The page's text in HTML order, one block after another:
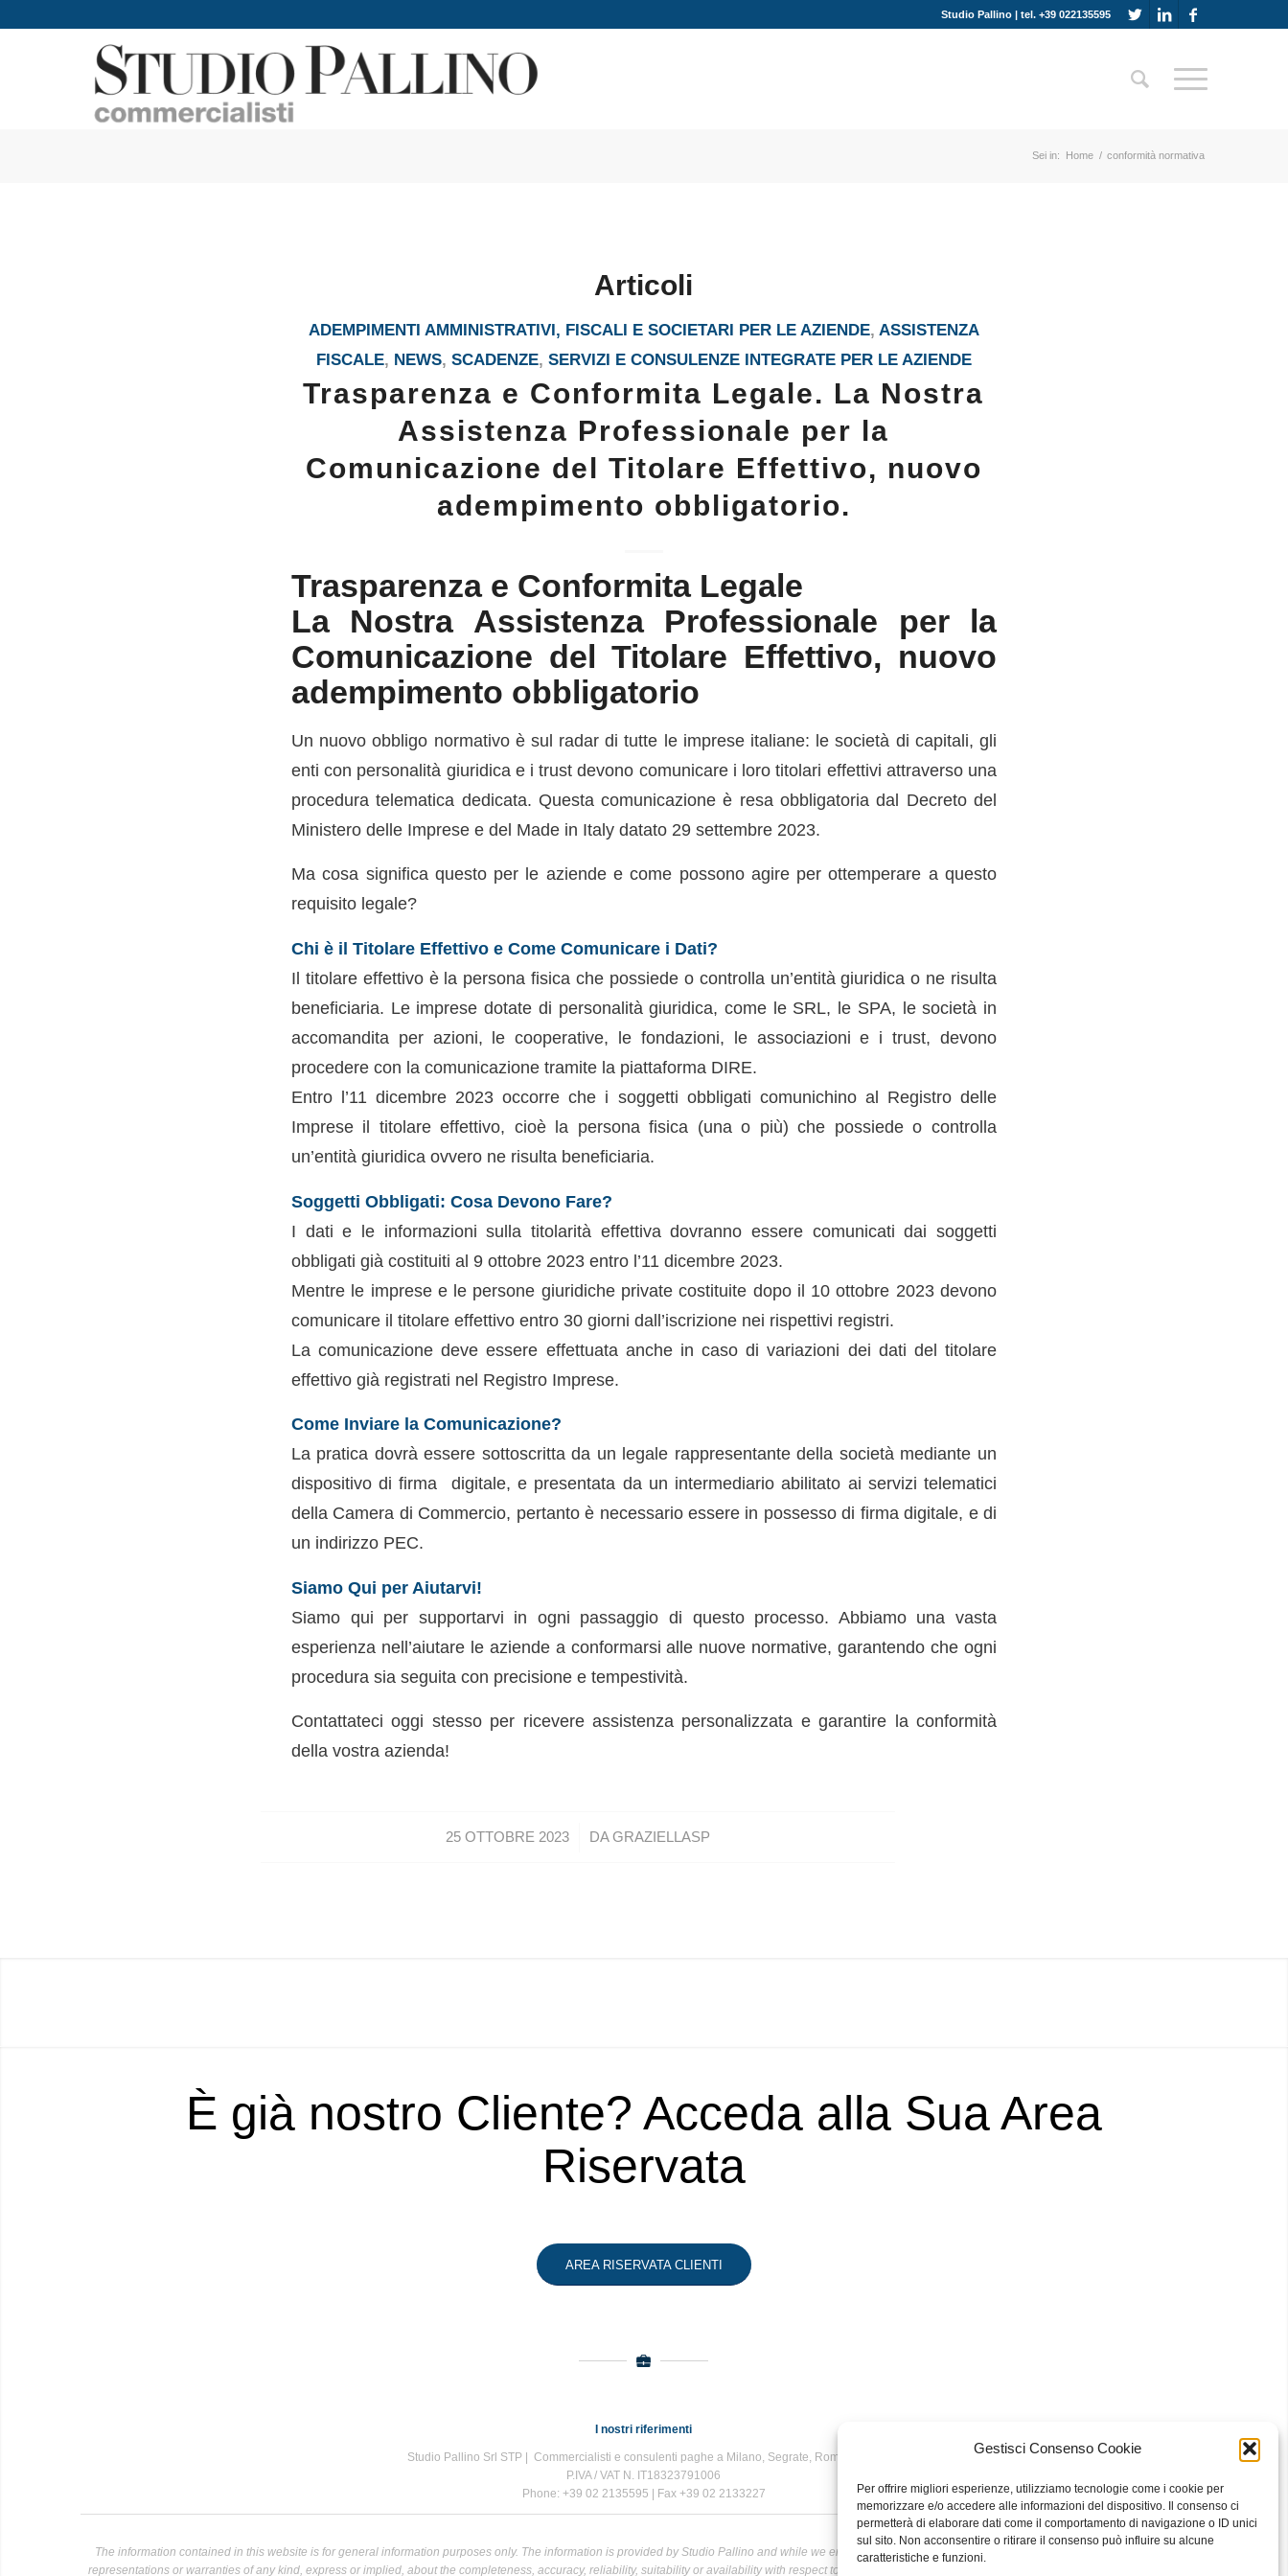
Gestisci Consenso Cookie
Per offrire migliori esperienze, utilizziamo tecnologie come i cookie per
memorizzare e/o accedere alle informazioni del dispositivo. Il consenso ci
permetterà di elaborare dati come il comportamento di navigazione o ID unici
sul sito. Non acconsentire o ritirare il consenso può influire su alcune
caratteristiche e funzioni.
Studio Pallino | tel. +39 022135595
Sei in: Home / conformità normativa
Articoli
ADEMPIMENTI AMMINISTRATIVI, FISCALI E SOCIETARI PER LE AZIENDE, ASSISTENZA
FISCALE, NEWS, SCADENZE, SERVIZI E CONSULENZE INTEGRATE PER LE AZIENDE
Trasparenza e Conformita Legale. La Nostra
Assistenza Professionale per la
Comunicazione del Titolare Effettivo, nuovo
adempimento obbligatorio.
Trasparenza e Conformita Legale
La Nostra Assistenza Professionale per la
Comunicazione del Titolare Effettivo, nuovo
adempimento obbligatorio
Un nuovo obbligo normativo è sul radar di tutte le imprese italiane: le società di capitali, gli
enti con personalità giuridica e i trust devono comunicare i loro titolari effettivi attraverso una
procedura telematica dedicata. Questa comunicazione è resa obbligatoria dal Decreto del
Ministero delle Imprese e del Made in Italy datato 29 settembre 2023.
Ma cosa significa questo per le aziende e come possono agire per ottemperare a questo
requisito legale?
Chi è il Titolare Effettivo e Come Comunicare i Dati?
Il titolare effettivo è la persona fisica che possiede o controlla un’entità giuridica o ne risulta
beneficiaria. Le imprese dotate di personalità giuridica, come le SRL, le SPA, le società in
accomandita per azioni, le cooperative, le fondazioni, le associazioni e i trust, devono
procedere con la comunicazione tramite la piattaforma DIRE.
Entro l’11 dicembre 2023 occorre che i soggetti obbligati comunichino al Registro delle
Imprese il titolare effettivo, cioè la persona fisica (una o più) che possiede o controlla
un’entità giuridica ovvero ne risulta beneficiaria.
Soggetti Obbligati: Cosa Devono Fare?
I dati e le informazioni sulla titolarità effettiva dovranno essere comunicati dai soggetti
obbligati già costituiti al 9 ottobre 2023 entro l’11 dicembre 2023.
Mentre le imprese e le persone giuridiche private costituite dopo il 10 ottobre 2023 devono
comunicare il titolare effettivo entro 30 giorni dall’iscrizione nei rispettivi registri.
La comunicazione deve essere effettuata anche in caso di variazioni dei dati del titolare
effettivo già registrati nel Registro Imprese.
Come Inviare la Comunicazione?
La pratica dovrà essere sottoscritta da un legale rappresentante della società mediante un
dispositivo di firma digitale, e presentata da un intermediario abilitato ai servizi telematici
della Camera di Commercio, pertanto è necessario essere in possesso di firma digitale, e di
un indirizzo PEC.
Siamo Qui per Aiutarvi!
Siamo qui per supportarvi in ogni passaggio di questo processo. Abbiamo una vasta
esperienza nell’aiutare le aziende a conformarsi alle nuove normative, garantendo che ogni
procedura sia seguita con precisione e tempestività.
Contattateci oggi stesso per ricevere assistenza personalizzata e garantire la conformità
della vostra azienda!
25 OTTOBRE 2023
/ DAGRAZIELLASP
È già nostro Cliente? Acceda alla Sua Area
Riservata
AREA RISERVATA CLIENTI
I nostri riferimenti
Studio Pallino Srl STP | Commercialisti e consulenti paghe a Milano, Segrate, Roma e Bari
P.IVA / VAT N. IT18323791006
Phone: +39 02 2135595 | Fax +39 02 2133227
The information contained in this website is for general information purposes only. The information is provided by Studio Pallino and while we endeavour to keep the information up to date and correct, we make no
representations or warranties of any kind, express or implied, about the completeness, accuracy, reliability, suitability or availability with respect to the website or the information, products, services, or related graphics